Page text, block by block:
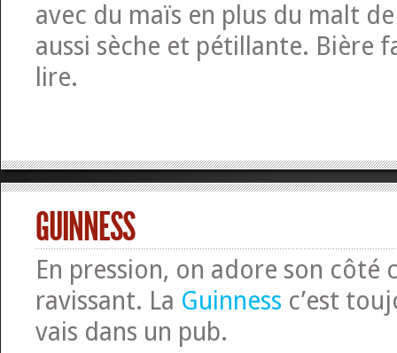
avec du maïs en plus du malt
aussi sèche et pétillante. Bière
lire.
GUINNESS
En pression, on adore son
ravissant. La Guinness c’est
vais dans un pub.